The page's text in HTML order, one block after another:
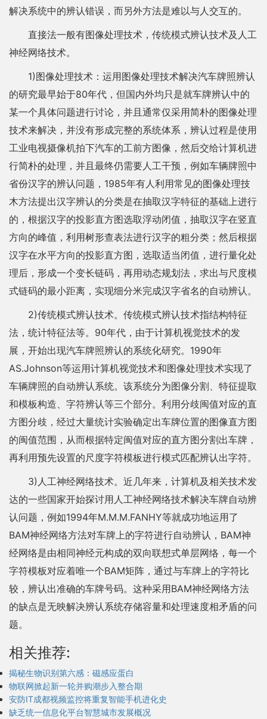
解决系统中的辨认错误，而另外方法是难以与人交互的。
直接法一般有图像处理技术，传统模式辨认技术及人工
神经网络技术。
1)图像处理技术：运用图像处理技术解决汽车牌照辨认
的研究最早始于80年代，但国内外均只是就车牌辨认中的
某一个具体问题进行讨论，并且通常仅采用简朴的图像处理
技术来解决，并没有形成完整的系统体系，辨认过程是使用
工业电视摄像机拍下汽车的工前方图像，然后交给计算机进
行简朴的处理，并且最终仍需要人工干预，例如车辆牌照中
省份汉字的辨认问题，1985年有人利用常见的图像处理技
木方法提出汉字辨认的分类是在抽取汉字特征的基础上进行
的，根据汉字的投影直方图选取浮动闭值，抽取汉字在竖直
方向的峰值，利用树形查表法进行汉字的粗分类；然后根据
汉字在水平方向的投影直方图，选取适当闭值，进行量化处
理后，形成一个变长链码，再用动态规划法，求出与尺度模
式链码的最小距离，实现细分米完成汉字省名的自动辨认。
2)传统模式辨认技术。传统模式辨认技术指结构特征
法，统计特征法等。90年代，由于计算机视觉技术的发
展，开始出现汽车牌照辨认的系统化研究。1990年
AS.Johnson等运用计算机视觉技术和图像处理技术实现了
车辆牌照的自动辨认系统。该系统分为图像分割、特征提取
和模板构造、字符辨认等三个部分。利用分歧闽值对应的直
方图分歧，经过大量统计实验确定出车牌位置的图像直方图
的闽值范围，从而根据特定闽值对应的直方图分割出车牌，
再利用预先设置的尺度字符模板进行模式匹配辨认出字符。
3)人工神经网络技术。近几年来，计算机及相关技术发
达的一些国家开始探讨用人工神经网络技术解决车牌自动辨
认问题，例如1994年M.M.M.FANHY等就成功地运用了
BAM神经网络方法对车牌上的字符进行自动辨认，BAM神
经网络是由相同神经元构成的双向联想式单层网络，每一个
字符模板对应着唯一个BAM矩阵，通过与车牌上的字符比
较，辨认出准确的车牌号码。这种采用BAM神经网络方法
的缺点是无映解决辨认系统存储容量和处理速度相矛盾的问
题。
相关推荐:
揭秘生物识别第六感：磁感应蛋白
物联网掀起新一轮并购潮步入整合期
安防IT成都视频监控将重复智能手机进化史
缺乏统一信息化平台智慧城市发展概况